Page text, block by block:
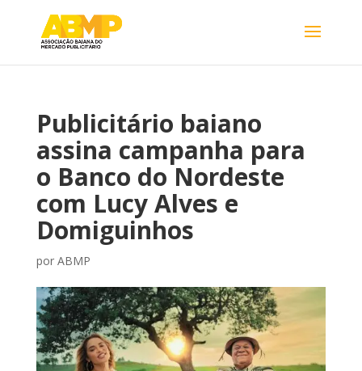
Publicitário baiano
assina campanha para
o Banco do Nordeste
com Lucy Alves e
Domiguinhos
por ABMP